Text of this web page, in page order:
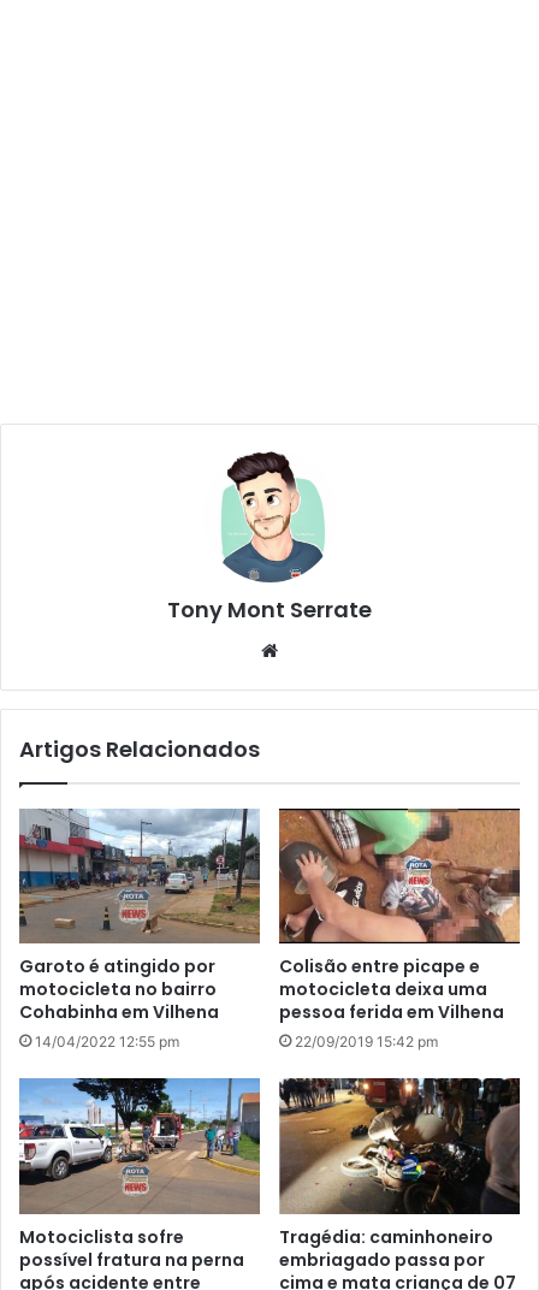
Tony Mont Serrate
te
Artigos Relacionados
Garoto é atingido por
motocicleta no bairro
Cohabinha em Vilhena
14/04/2022 12:55 pm
Colisão entre picape e
motocicleta deixa uma
pessoa ferida em Vilhena
22/09/2019 15:42 pm
Motociclista sofre
possível fratura na perna
após acidente entre
Tragédia: caminhoneiro
embriagado passa por
cima e mata criança de 07